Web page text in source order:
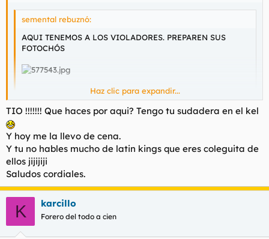
semental rebuznó:
AQUI TENEMOS A LOS VIOLADORES. PREPAREN SUS
FOTOCHÓS
QUE PUTOS CARETOS
https://www.20minutos.es/noticia/218024/0/juicio/latin/vio
lacion/
Haz clic para expandir...
NO me jodais que andan con esos enjendros dios mios que
asco dan asi se mueran todos y que los violen otra raza de
mierda como son los gitanos en la carcel o los moros otra raza
de hijos de puta
Haz clic para expandir...
TIO !!!!!!! Que haces por aqui? Tengo tu sudadera en el kel
Y hoy me la llevo de cena.
Y tu no hables mucho de latin kings que eres coleguita de
ellos jijijiji
Saludos cordiales.
K karcillo
Forero del todo a cien